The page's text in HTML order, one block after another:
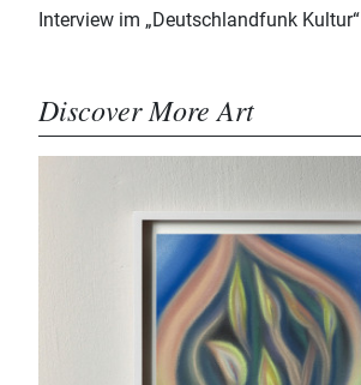
Interview im „Deutschlandfunk Kultur“
Discover More Art